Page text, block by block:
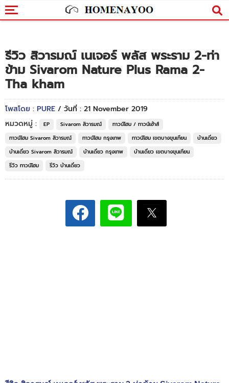
รีวิว สิวารมณ์ เนเจอร์ พลัส พระราม 2-ท่า
ข้าม Sivarom Nature Plus Rama 2-
Tha kham
โพสโดย : PURE / วันที่ : 21 November 2019
หมวดหมู่ :
EP Sivarom สิวารมณ์
ทาวน์โฮม / ทาวน์เฮ้าส์
ทาวน์โฮม Sivarom สิวารมณ์
ทาวน์โฮม กรุงเทพ ทาวน์โฮม เขตบางขุนเทียน
บ้านเดี่ยว
บ้านเดี่ยว Sivarom สิวารมณ์
บ้านเดี่ยว กรุงเทพ
บ้านเดี่ยว เขตบางขุนเทียน
รีวิว ทาวน์โฮม
รีวิว บ้านเดี่ยว